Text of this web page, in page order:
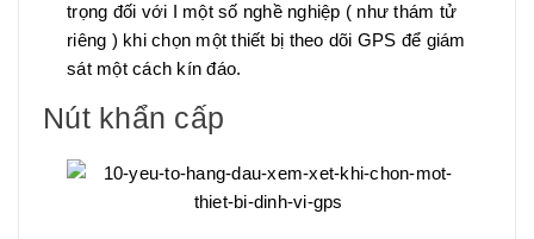
trọng đối với I một số nghề nghiệp ( như thám tử
riêng ) khi chọn một thiết bị theo dõi GPS để giám
sát một cách kín đáo.
Nút khẩn cấp